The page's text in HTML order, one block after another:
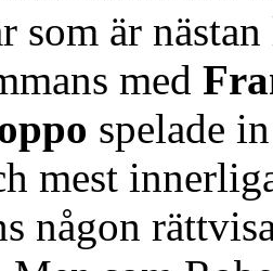
som är
med
spelade
mest
någon